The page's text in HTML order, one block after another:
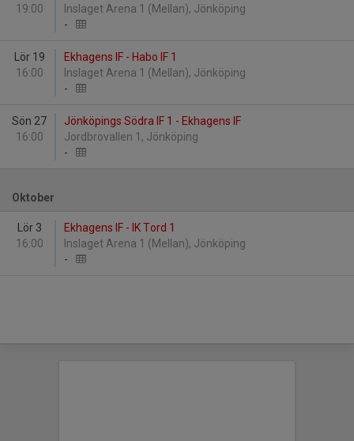
19:00
Inslaget Arena 1 (Mellan), Jönköping
-
Lör 19
16:00
Ekhagens IF - Habo IF 1
Inslaget Arena 1 (Mellan), Jönköping
-
Sön 27
16:00
Jönköpings Södra IF 1 - Ekhagens IF
Jordbrovallen 1, Jönköping
-
Oktober
Lör 3
16:00
Ekhagens IF - IK Tord 1
Inslaget Arena 1 (Mellan), Jönköping
-